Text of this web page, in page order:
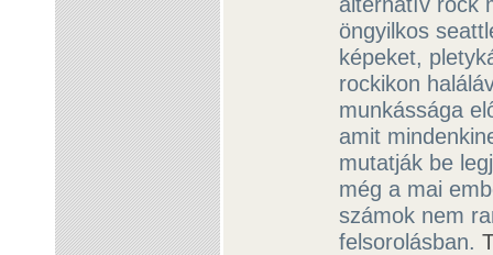
öngyilkos
képeket,
rockikon
munkássága
amit
mutatják be
még a mai
számok nem
felsorolásban.